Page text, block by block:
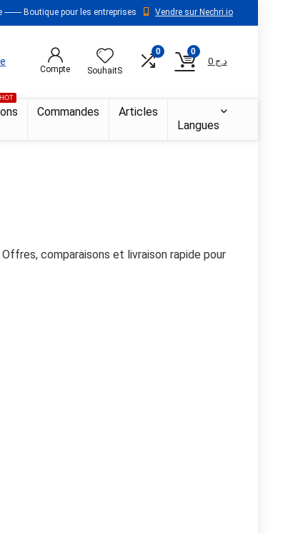
Boutique pour les entreprises Vendre sur Nechri.io
Compte SouhaitS
0 0
د.ج 0
HOT
Commandes
Articles
Langues
comparaisons et livraison rapide pour